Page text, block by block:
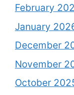
February
January
December
November
October